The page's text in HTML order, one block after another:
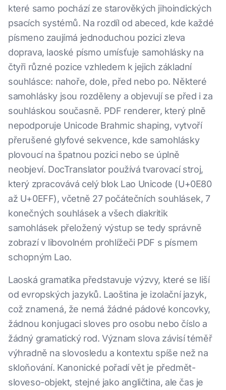
které samo pochází ze starověkých jihoindických
psacích systémů. Na rozdíl od abeced, kde každé
písmeno zaujímá jednoduchou pozici zleva
doprava, laoské písmo umísťuje samohlásky na
čtyři různé pozice vzhledem k jejich základní
souhlásce: nahoře, dole, před nebo po. Některé
samohlásky jsou rozděleny a objevují se před i za
souhláskou současně. PDF renderer, který plně
nepodporuje Unicode Brahmic shaping, vytvoří
přerušené glyfové sekvence, kde samohlásky
plovoucí na špatnou pozici nebo se úplně
neobjeví. DocTranslator používá tvarovací stroj,
který zpracovává celý blok Lao Unicode (U+0E80
až U+0EFF), včetně 27 počátečních souhlásek, 7
konečných souhlásek a všech diakritik
samohlásek přeložený výstup se tedy správně
zobrazí v libovolném prohlížeči PDF s písmem
schopným Lao.
Laoská gramatika představuje výzvy, které se liší
od evropských jazyků. Laoština je izolační jazyk,
což znamená, že nemá žádné pádové koncovky,
žádnou konjugaci sloves pro osobu nebo číslo a
žádný gramatický rod. Význam slova závisí téměř
výhradně na slovosledu a kontextu spíše než na
skloňování. Kanonické pořadí vět je předmět-
sloveso-objekt, stejné jako angličtina, ale čas je